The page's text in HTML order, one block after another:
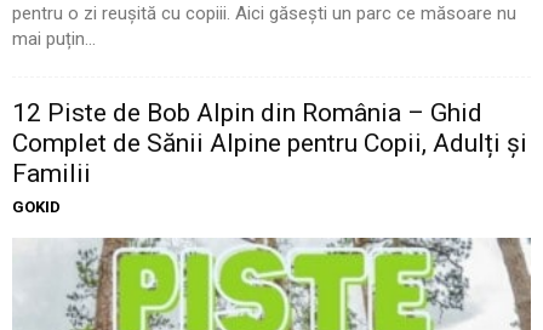
pentru o zi reușită cu copiii. Aici găsești un parc ce măsoare nu
mai puțin...
12 Piste de Bob Alpin din România – Ghid
Complet de Sănii Alpine pentru Copii, Adulți și
Familii
GOKID